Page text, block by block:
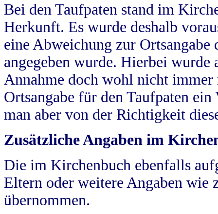
Bei den Taufpaten stand im
Herkunft. Es wurde deshalb
eine Abweichung zur
angegeben wurde. Hierbei wurde
Annahme doch wohl nicht
Ortsangabe für den Taufpaten
man aber von der Richtigkeit
Zusätzliche Angaben im
Die im Kirchenbuch ebenfalls
Eltern oder weitere Angaben wie
übernommen.